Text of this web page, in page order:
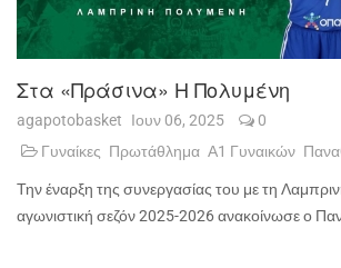
Στα «πράσινα» Η Πολυμένη
agapotobasket Ιουν 06, 2025
0
Γυναίκες Πρωτάθλημα Α1 Γυναικών
Την έναρξη της συνεργασίας του με τη
αγωνιστική σεζόν 2025-2026 ανακοίνωσε ο